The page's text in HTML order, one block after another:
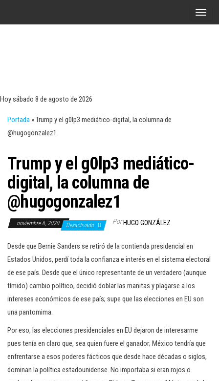
A
Hoy sábado 8 de agosto de 2026
Portada »Trump y el g0lp3 mediático-digital, la columna de
@hugogonzalez1
Trump y el g0lp3 mediático-
digital, la columna de
@hugogonzalez1
noviembre 6, 2020 Desactivado Por HUGO GONZÁLEZ
Desde que Bernie Sanders se retiró de la contienda presidencial en
Estados Unidos, perdí toda la confianza e interés en el sistema electoral
de ese país. Desde que el único representante de un verdadero (aunque
tímido) cambio político, decidió doblar las manitas y plagarse a los
intereses económicos de ese país; supe que las elecciones en EU son
una pantomima.
Por eso, las elecciones presidenciales en EU dejaron de interesarme
pues tenía en claro que, sea quien fuere el ganador; México tendría que
enfrentarse a esos poderes fácticos que desde hace décadas o siglos,
dominan la política estadounidense. No importaba si eran rojos o